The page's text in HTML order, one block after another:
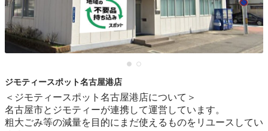
ジモティースポット名古屋港店
＜ジモティースポット名古屋港店について＞
名古屋市とジモティーが連携して運営しています。
粗⼤ごみ等の減量を⽬的にまだ使えるものをリユースしてい